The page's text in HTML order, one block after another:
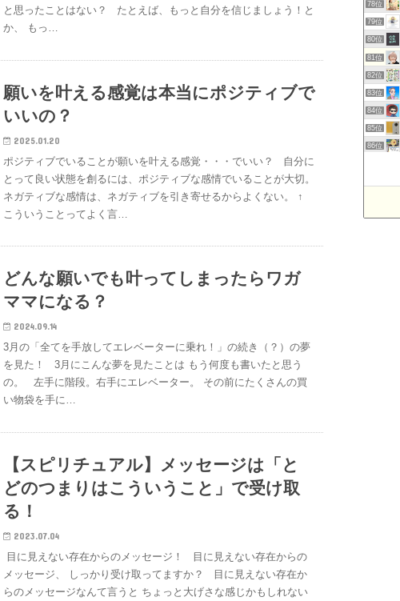
と思ったことはない？ たとえば、もっと自分を信じましょう！と
か、 もっ…
願いを叶える感覚は本当にポジティブで
いいの？
2025.01.20
ポジティブでいることが願いを叶える感覚・・・でいい？ 自分に
とって良い状態を創るには、ポジティブな感情でいることが大切。
ネガティブな感情は、ネガティブを引き寄せるからよくない。 ↑
こういうことってよく言…
どんな願いでも叶ってしまったらワガ
ママになる？
2024.09.14
3月の「全てを手放してエレベーターに乗れ！」の続き（？）の夢
を見た！ 3月にこんな夢を見たことは もう何度も書いたと思う
の。 左手に階段。右手にエレベーター。 その前にたくさんの買
い物袋を手に…
【スピリチュアル】メッセージは「と
どのつまりはこういうこと」で受け取
る！
2023.07.04
目に見えない存在からのメッセージ！ 目に見えない存在からの
メッセージ、 しっかり受け取ってますか？ 目に見えない存在か
らのメッセージなんて言うと ちょっと大げさな感じかもしれない
78位
79位
80位
81位
82位
83位
84位
85位
86位